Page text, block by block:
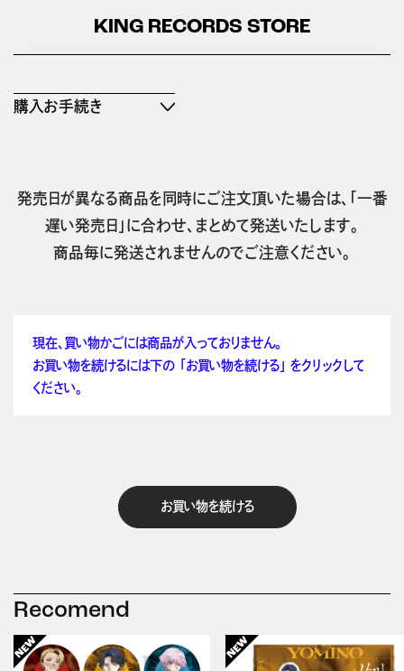
KING RECORDS STORE
購入お手続き
発売日が異なる商品を同時にご注文頂いた場合は、「一番
遅い発売日」に合わせ、まとめて発送いたします。
商品毎に発送されませんのでご注意ください。
現在、買い物かごには商品が入っておりません。
お買い物を続けるには下の 「お買い物を続ける」 をクリックして
ください。
お買い物を続ける
Recomend